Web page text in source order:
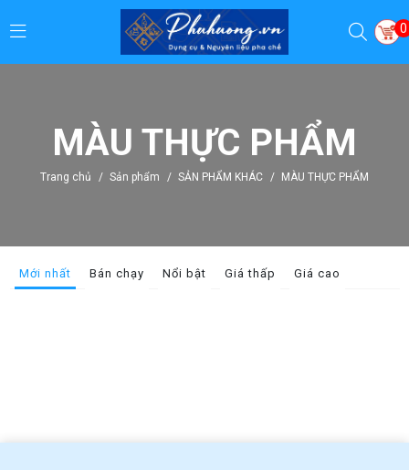
0
MÀU THỰC PHẨM
Trang chủ / Sản phẩm / SẢN PHẨM KHÁC / MÀU THỰC PHẨM
Mới nhất Bán chạy Nổi bật Giá thấp Giá cao